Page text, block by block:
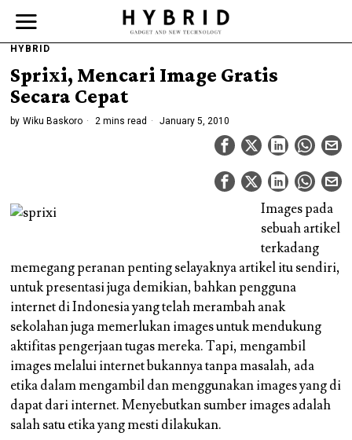
HYBRID
Sprixi, Mencari Image Gratis
Secara Cepat
by Wiku Baskoro 2 mins read January 5, 2010
Images pada
sebuah artikel
terkadang
memegang peranan penting selayaknya artikel itu sendiri,
untuk presentasi juga demikian, bahkan pengguna
internet di Indonesia yang telah merambah anak
sekolahan juga memerlukan images untuk mendukung
aktifitas pengerjaan tugas mereka. Tapi, mengambil
images melalui internet bukannya tanpa masalah, ada
etika dalam mengambil dan menggunakan images yang di
dapat dari internet. Menyebutkan sumber images adalah
salah satu etika yang mesti dilakukan.